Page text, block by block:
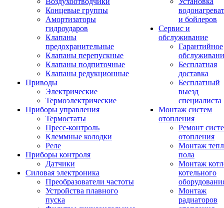
Концевые группы
Амортизаторы
гидроударов
Клапаны
предохранительные
Клапаны перепускные
Клапаны подпиточные
Клапаны редукционные
Приводы
Электрические
Термоэлектрические
Приборы управления
Термостаты
Пресс-контроль
Клеммные колодки
Реле
Приборы контроля
Датчики
Силовая электроника
Преобразователи частоты
Устройства плавного
пуска
и бойлеров
Сервис и
обслуживание
Гарантийное
Бесплатная
доставка
Бесплатный
выезд
специалиста
Монтаж систем
отопления
Ремонт
отопления
Монтаж
пола
Монтаж
котельного
Монтаж
радиаторов